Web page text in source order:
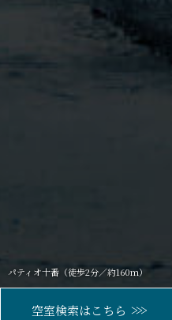
パティオ十番（徒歩2分／約160m）
東京ミッドタウン（徒歩16分／約1,250m）
空室検索はこちら >>>